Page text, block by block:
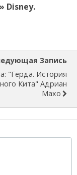
Disney.
Запись
"Герда. История
Кита" Адриан
Махо